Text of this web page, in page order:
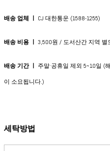
배송 업체 ㅣ CJ 대한통운 (1588-1255)
배송 비용 ㅣ 3,500원 / 도서산간 지역 별
배송 기간 ㅣ 주말·공휴일 제외 5~10일 (
이 소요됩니다.)
세탁방법